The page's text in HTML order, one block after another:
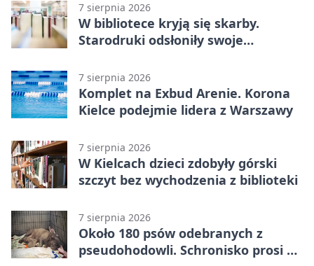
7 sierpnia 2026
W bibliotece kryją się skarby.
Starodruki odsłoniły swoje
7 sierpnia 2026
Komplet na Exbud Arenie. Korona
Kielce podejmie lidera z Warszawy
7 sierpnia 2026
W Kielcach dzieci zdobyły górski
szczyt bez wychodzenia z biblioteki
7 sierpnia 2026
Około 180 psów odebranych z
pseudohodowli. Schronisko prosi o